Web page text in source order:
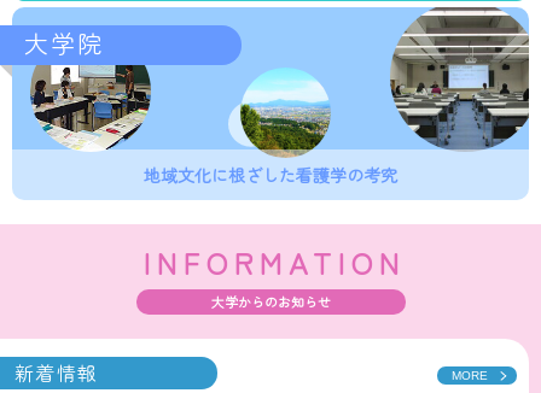
大学院
地域文化に根ざした看護学の考究
INFORMATION
大学からのお知らせ
新着情報 MORE